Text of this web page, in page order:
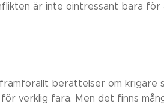
är inte ointressant bara
berättelser om krigare
verklig fara. Men det finns